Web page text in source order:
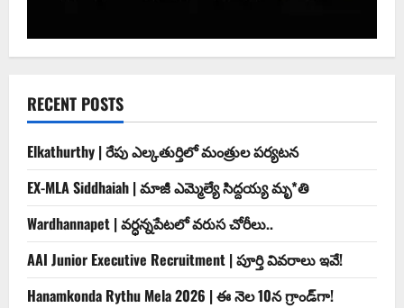
RECENT POSTS
Elkathurthy | రేపు ఎల్కతుర్తిలో మంత్రుల పర్యటన
EX-MLA Siddhaiah | మాజీ ఎమ్మెల్యే సిద్దయ్య మృ*తి
Wardhannapet | వర్ధన్నపేటలో వరుస చోరీలు..
AAI Junior Executive Recruitment | పూర్తి వివరాలు ఇవే!
Hanamkonda Rythu Mela 2026 | ఈ నెల 10న గ్రాండ్‌గా!